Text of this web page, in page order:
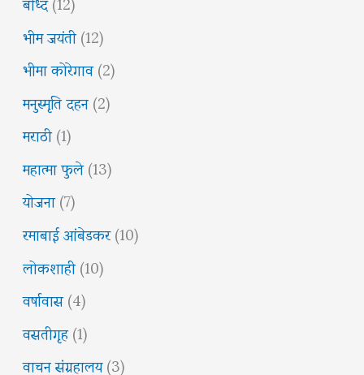
भीम जयंती(12)
भीमा कोरेगाव(2)
मनुस्मृति दहन(2)
मराठी(1)
महात्मा फुले(13)
योजना(7)
रमाबाई आंबेडकर(10)
लोकशाही(10)
वर्षावास(4)
वसतीगृह(1)
वाचन संग्रहालय(3)